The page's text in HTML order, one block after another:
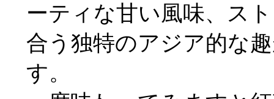
ーティな甘い風味、ス
合う独特のアジア的な
す。